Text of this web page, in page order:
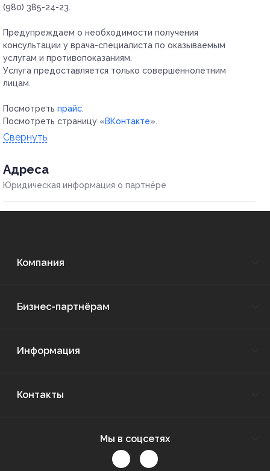
(980) 385-24-23.
Предупреждаем о необходимости получения
консультации у врача-специалиста по оказываемым
услугам и противопоказаниям.
Услуга предоставляется только совершеннолетним
лицам.
Посмотреть прайс.
Посмотреть страницу «ВКонтакте».
Свернуть
Адресa
Юридическая информация о партнёре
Компания
Бизнес-партнёрам
Информация
Контакты
Мы в соцсетях